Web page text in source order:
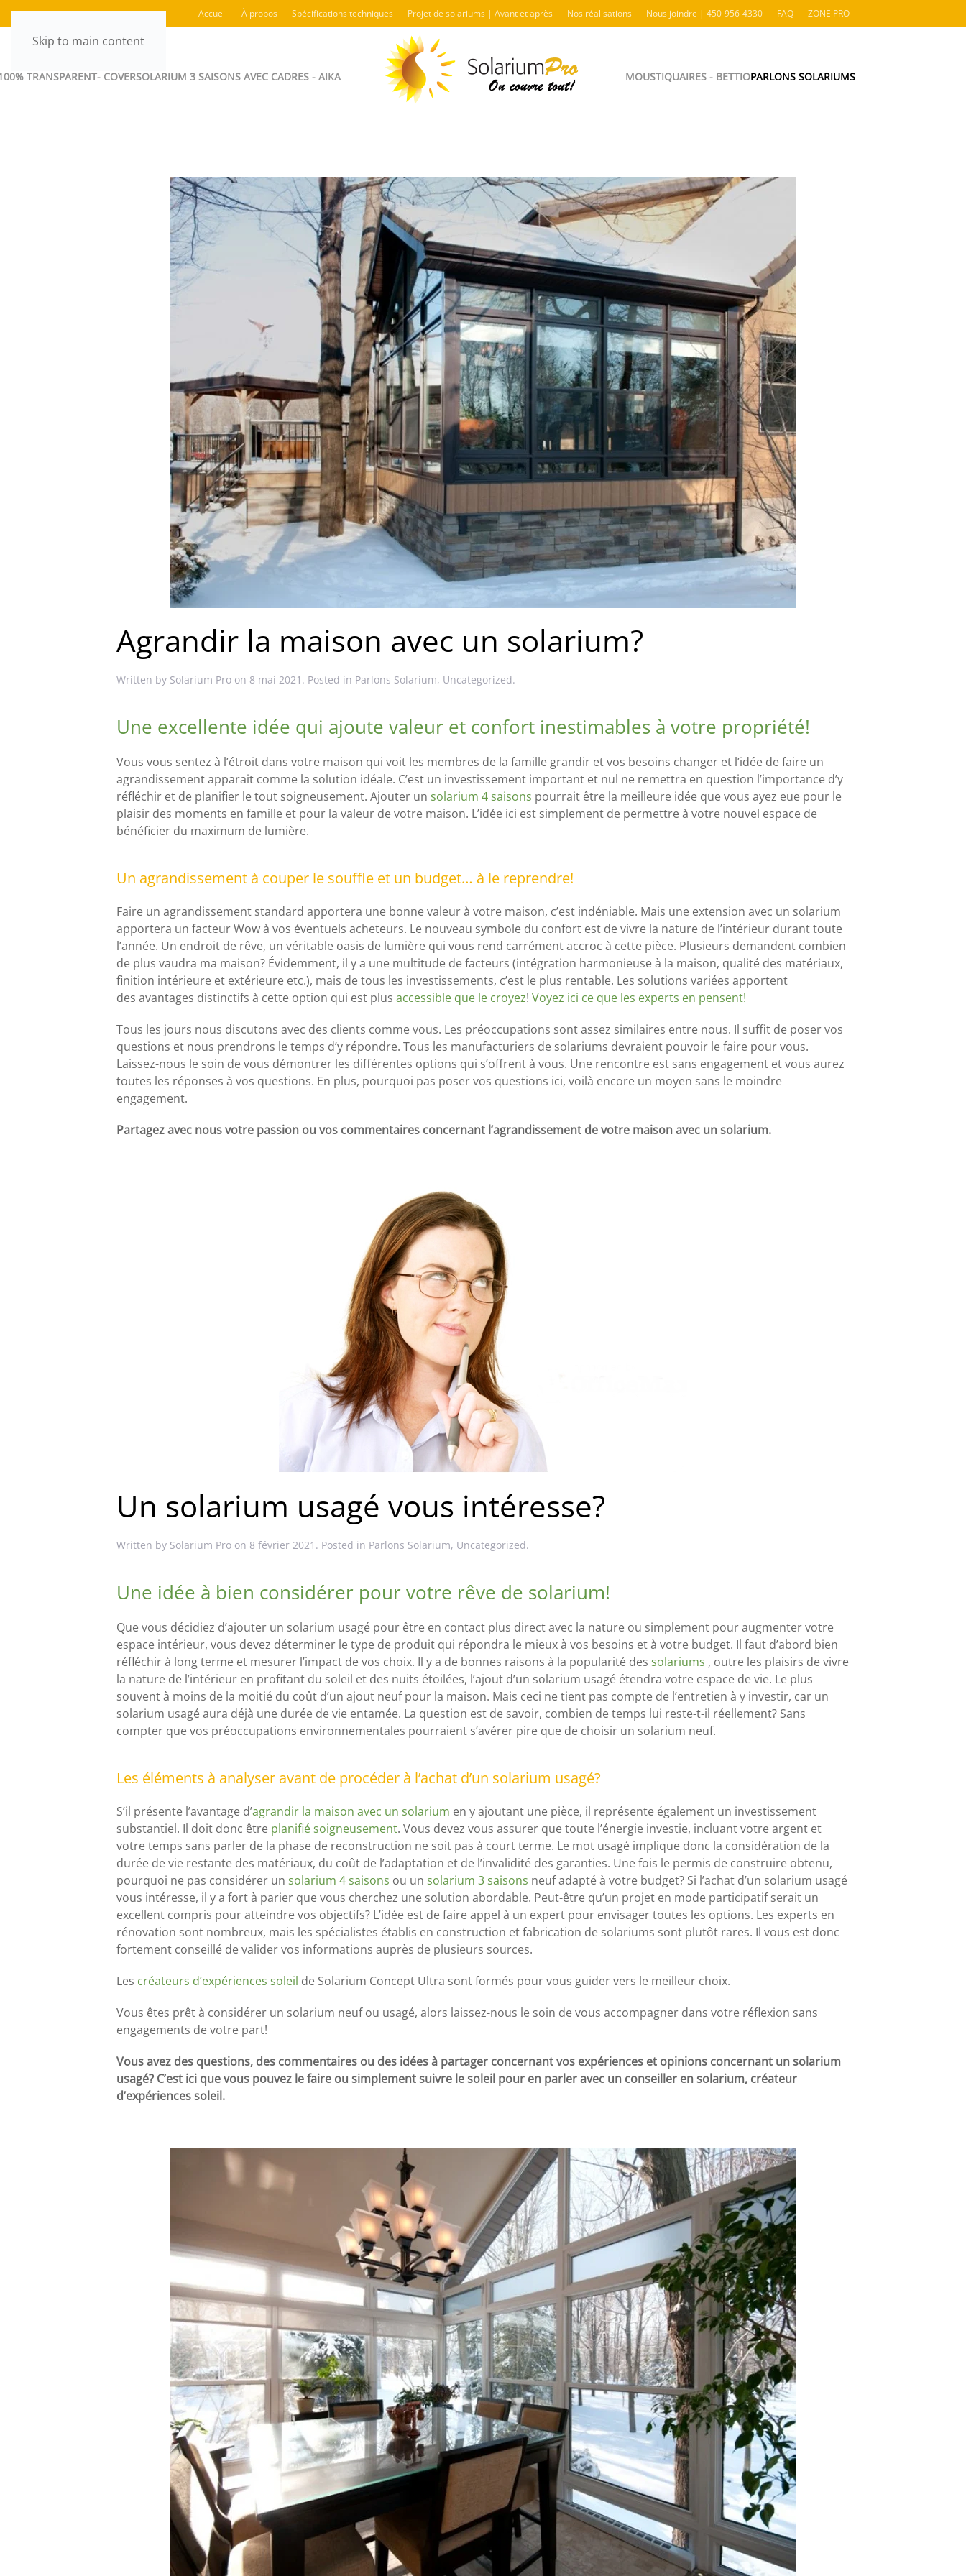
Skip to main content
Accueil À propos Spécifications techniques Projet de solariums | Avant et après Nos réalisations Nous joindre | 450-956-4330 FAQ ZONE PRO
TRANSPARENT- COVERSOLARIUM 3 SAISONS AVEC CADRES - AIKA MOUSTIQUAIRES - BETTIOPARLONS SOLARIUMS
Agrandir la maison avec un solarium?
Written by Solarium Pro on 8 mai 2021 . Posted in Parlons Solarium, Uncategorized.
Une excellente idée qui ajoute valeur et confort inestimables à votre propriété!
Vous vous sentez à l’étroit dans votre maison qui voit les membres de la famille grandir et vos besoins changer et l’idée de faire un
agrandissement apparait comme la solution idéale. C’est un investissement important et nul ne remettra en question l’importance d’y
réfléchir et de planifier le tout soigneusement. Ajouter un solarium 4 saisons pourrait être la meilleure idée que vous ayez eue pour le
plaisir des moments en famille et pour la valeur de votre maison. L’idée ici est simplement de permettre à votre nouvel espace de
bénéficier du maximum de lumière.
Un agrandissement à couper le souffle et un budget… à le reprendre!
Faire un agrandissement standard apportera une bonne valeur à votre maison, c’est indéniable. Mais une extension avec un solarium
apportera un facteur Wow à vos éventuels acheteurs. Le nouveau symbole du confort est de vivre la nature de l’intérieur durant toute
l’année. Un endroit de rêve, un véritable oasis de lumière qui vous rend carrément accroc à cette pièce. Plusieurs demandent combien
de plus vaudra ma maison? Évidemment, il y a une multitude de facteurs (intégration harmonieuse à la maison, qualité des matériaux,
finition intérieure et extérieure etc.), mais de tous les investissements, c’est le plus rentable. Les solutions variées apportent
des avantages distinctifs à cette option qui est plus accessible que le croyez! Voyez ici ce que les experts en pensent!
Tous les jours nous discutons avec des clients comme vous. Les préoccupations sont assez similaires entre nous. Il suffit de poser vos
questions et nous prendrons le temps d’y répondre. Tous les manufacturiers de solariums devraient pouvoir le faire pour vous.
Laissez-nous le soin de vous démontrer les différentes options qui s’offrent à vous. Une rencontre est sans engagement et vous aurez
toutes les réponses à vos questions. En plus, pourquoi pas poser vos questions ici, voilà encore un moyen sans le moindre
engagement.
Partagez avec nous votre passion ou vos commentaires concernant l’agrandissement de votre maison avec un solarium.
Un solarium usagé vous intéresse?
Written by Solarium Pro on 8 février 2021 . Posted in Parlons Solarium, Uncategorized.
Une idée à bien considérer pour votre rêve de solarium!
Que vous décidiez d’ajouter un solarium usagé pour être en contact plus direct avec la nature ou simplement pour augmenter votre
espace intérieur, vous devez déterminer le type de produit qui répondra le mieux à vos besoins et à votre budget. Il faut d’abord bien
réfléchir à long terme et mesurer l’impact de vos choix. Il y a de bonnes raisons à la popularité des solariums , outre les plaisirs de vivre
la nature de l’intérieur en profitant du soleil et des nuits étoilées, l’ajout d’un solarium usagé étendra votre espace de vie. Le plus
souvent à moins de la moitié du coût d’un ajout neuf pour la maison. Mais ceci ne tient pas compte de l’entretien à y investir, car un
solarium usagé aura déjà une durée de vie entamée. La question est de savoir, combien de temps lui reste-t-il réellement? Sans
compter que vos préoccupations environnementales pourraient s’avérer pire que de choisir un solarium neuf.
Les éléments à analyser avant de procéder à l’achat d’un solarium usagé?
S’il présente l’avantage d’agrandir la maison avec un solarium en y ajoutant une pièce, il représente également un investissement
substantiel. Il doit donc être planifié soigneusement. Vous devez vous assurer que toute l’énergie investie, incluant votre argent et
votre temps sans parler de la phase de reconstruction ne soit pas à court terme. Le mot usagé implique donc la considération de la
durée de vie restante des matériaux, du coût de l’adaptation et de l’invalidité des garanties. Une fois le permis de construire obtenu,
pourquoi ne pas considérer un solarium 4 saisons ou un solarium 3 saisons neuf adapté à votre budget? Si l’achat d’un solarium usagé
vous intéresse, il y a fort à parier que vous cherchez une solution abordable. Peut-être qu’un projet en mode participatif serait un
excellent compris pour atteindre vos objectifs? L’idée est de faire appel à un expert pour envisager toutes les options. Les experts en
rénovation sont nombreux, mais les spécialistes établis en construction et fabrication de solariums sont plutôt rares. Il vous est donc
fortement conseillé de valider vos informations auprès de plusieurs sources.
Les créateurs d’expériences soleil de Solarium Concept Ultra sont formés pour vous guider vers le meilleur choix.
Vous êtes prêt à considérer un solarium neuf ou usagé, alors laissez-nous le soin de vous accompagner dans votre réflexion sans
engagements de votre part!
Vous avez des questions, des commentaires ou des idées à partager concernant vos expériences et opinions concernant un solarium
usagé? C’est ici que vous pouvez le faire ou simplement suivre le soleil pour en parler avec un conseiller en solarium, créateur
d’expériences soleil.